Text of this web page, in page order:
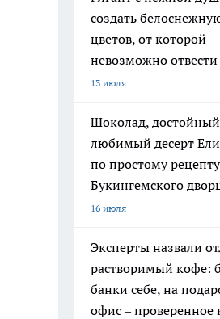
создать
цветов, от которой
невозможно отвести
13 июля
Шоколад,
любимый десерт
по простому
Букингемского
16 июля
Эксперты назвали
растворимый кофе:
банки себе, на
офис – проверенное